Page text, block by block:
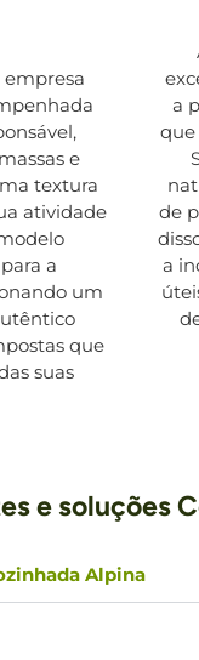
e
textura
atividade
a
um
que
suas
a
que
de
a
e soluções
Alpina